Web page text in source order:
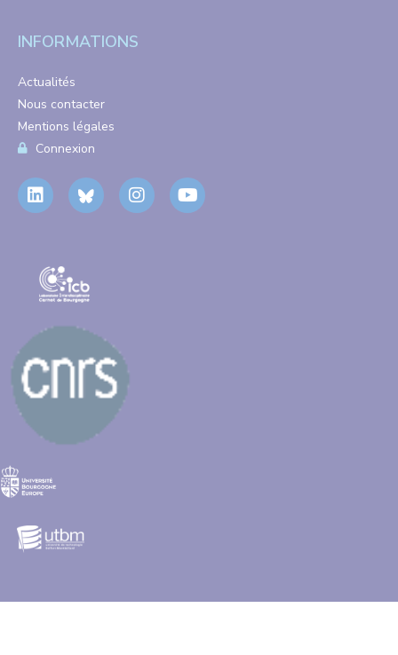
INFORMATIONS
Actualités
Nous contacter
Mentions légales
Connexion